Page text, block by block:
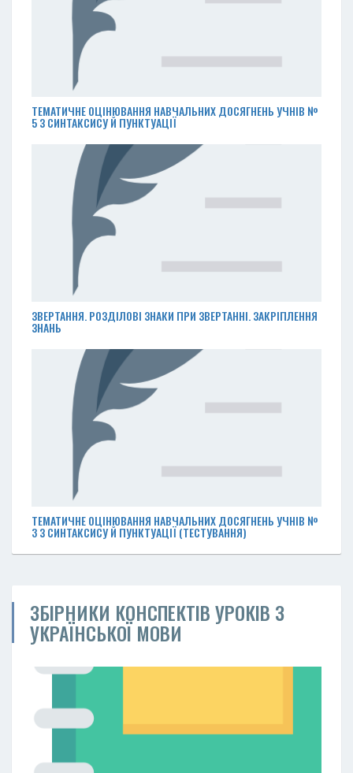
ТЕМАТИЧНЕ ОЦІНЮВАННЯ НАВЧАЛЬНИХ ДОСЯГНЕНЬ УЧНІВ №
5 З СИНТАКСИСУ Й ПУНКТУАЦІЇ
ЗВЕРТАННЯ. РОЗДІЛОВІ ЗНАКИ ПРИ ЗВЕРТАННІ. ЗАКРІПЛЕННЯ
ЗНАНЬ
ТЕМАТИЧНЕ ОЦІНЮВАННЯ НАВЧАЛЬНИХ ДОСЯГНЕНЬ УЧНІВ №
3 З СИНТАКСИСУ Й ПУНКТУАЦІЇ (ТЕСТУВАННЯ)
ЗБІРНИКИ КОНСПЕКТІВ УРОКІВ З
УКРАЇНСЬКОЇ МОВИ